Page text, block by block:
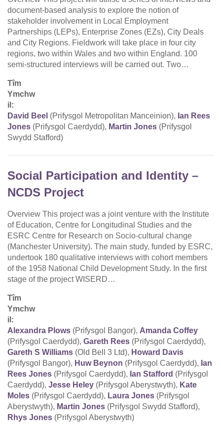
document-based analysis to explore the notion of
stakeholder involvement in Local Employment
Partnerships (LEPs), Enterprise Zones (EZs), City Deals
and City Regions. Fieldwork will take place in four city
regions, two within Wales and two within England. 100
semi-structured interviews will be carried out. Two…
Tîm
Ymchw
il:
David Beel (Prifysgol Metropolitan Manceinion), Ian Rees
Jones (Prifysgol Caerdydd), Martin Jones (Prifysgol
Swydd Stafford)
Social Participation and Identity –
NCDS Project
Overview This project was a joint venture with the Institute
of Education, Centre for Longitudinal Studies and the
ESRC Centre for Research on Socio-cultural change
(Manchester University). The main study, funded by ESRC,
undertook 180 qualitative interviews with cohort members
of the 1958 National Child Development Study. In the first
stage of the project WISERD…
Tîm
Ymchw
il:
Alexandra Plows (Prifysgol Bangor), Amanda Coffey
(Prifysgol Caerdydd), Gareth Rees (Prifysgol Caerdydd),
Gareth S Williams (Old Bell 3 Ltd), Howard Davis
(Prifysgol Bangor), Huw Beynon (Prifysgol Caerdydd), Ian
Rees Jones (Prifysgol Caerdydd), Ian Stafford (Prifysgol
Caerdydd), Jesse Heley (Prifysgol Aberystwyth), Kate
Moles (Prifysgol Caerdydd), Laura Jones (Prifysgol
Aberystwyth), Martin Jones (Prifysgol Swydd Stafford),
Rhys Jones (Prifysgol Aberystwyth)